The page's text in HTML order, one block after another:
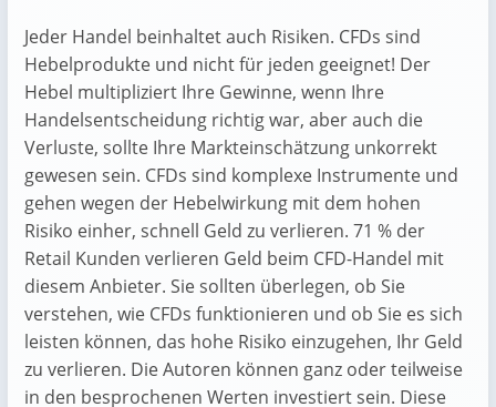
Jeder Handel beinhaltet auch Risiken. CFDs sind
Hebelprodukte und nicht für jeden geeignet! Der
Hebel multipliziert Ihre Gewinne, wenn Ihre
Handelsentscheidung richtig war, aber auch die
Verluste, sollte Ihre Markteinschätzung unkorrekt
gewesen sein. CFDs sind komplexe Instrumente und
gehen wegen der Hebelwirkung mit dem hohen
Risiko einher, schnell Geld zu verlieren. 71 % der
Retail Kunden verlieren Geld beim CFD-Handel mit
diesem Anbieter. Sie sollten überlegen, ob Sie
verstehen, wie CFDs funktionieren und ob Sie es sich
leisten können, das hohe Risiko einzugehen, Ihr Geld
zu verlieren. Die Autoren können ganz oder teilweise
in den besprochenen Werten investiert sein. Diese